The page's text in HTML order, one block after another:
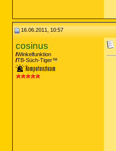
16.06.2011, 10:57
cosinus
Winkelfunktion
TB-Süch-Tiger™